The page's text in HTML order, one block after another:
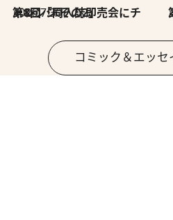
2026.7.30
第8回「同人誌即売会にチャレンジ その2」
コミック＆エッセ